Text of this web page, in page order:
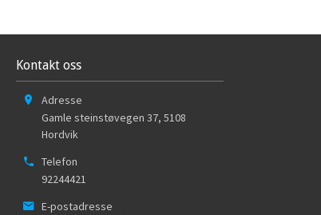
Kontakt oss
Adresse
Gamle steinstøvegen 37, 5108
Hordvik
Telefon
92244421
E-postadresse